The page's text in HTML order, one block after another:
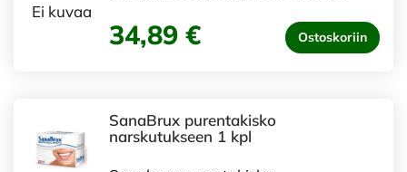
Ei kuvaa
34,89 € Ostoskoriin
SanaBrux purentakisko
narskutukseen 1 kpl